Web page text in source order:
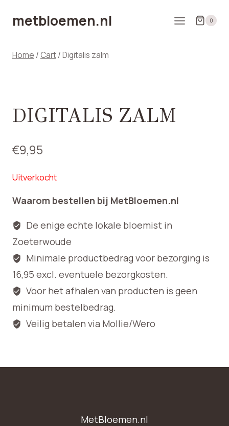
naarmetbloemen.nl 0
Home / Cart/Digitalis zalm
DIGITALIS ZALM
€9,95
Uitverkocht
Waarom bestellen bij MetBloemen.nl
De enige echte lokale bloemist in
Zoeterwoude
Minimale productbedrag voor bezorging is
16,95 excl. eventuele bezorgkosten.
Voor het afhalen van producten is geen
minimum bestelbedrag.
Veilig betalen via Mollie/Wero
MetBloemen.nl